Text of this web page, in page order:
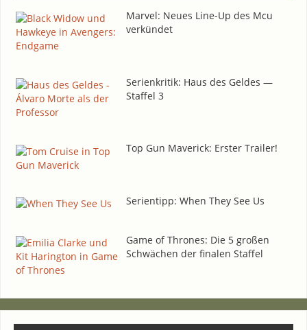
Mar­vel: Neu­es Line-Up des Mcu
verkündet
Seri­en­kri­tik: Haus des Gel­des —
Staf­fel 3
Top Gun Maverick: Ers­ter Trailer!
Seri­en­tipp: When They See Us
Game of Thro­nes: Die 5 gro­ßen
Schwä­chen der fina­len Staffel